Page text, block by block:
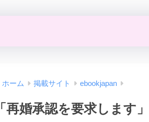
ホーム 掲載サイト ebookjapan
「再婚承認を要求します